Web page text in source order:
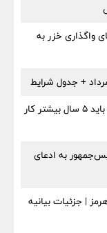
واگذاری خزر به
شرط جدید بازنشستگی اجرایی شد؛ این افراد باید ۵ سال بیشتر کار
به ادعای
| جزئیات بیانیه